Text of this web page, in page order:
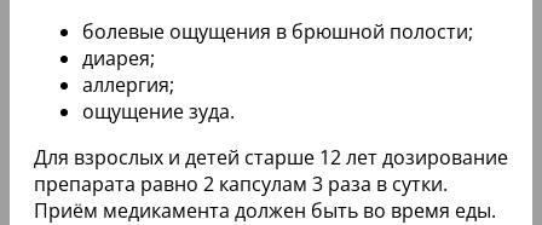
болевые ощущения в брюшной полости;
диарея;
аллергия;
ощущение зуда.
Для взрослых и детей старше 12 лет дозирование
препарата равно 2 капсулам 3 раза в сутки.
Приём медикамента должен быть во время еды.